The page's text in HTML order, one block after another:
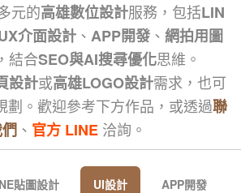
元的高雄數位設計服務，包括LIN
介面設計、 APP開發、 網拍用圖
，結合SEO與AI搜尋優化思維。
設計或高雄LOGO設計需求，也可
劃。歡迎參考下方作品，或透過聯
、 官方 LINE洽詢。
貼圖設計 UI設計 APP開發